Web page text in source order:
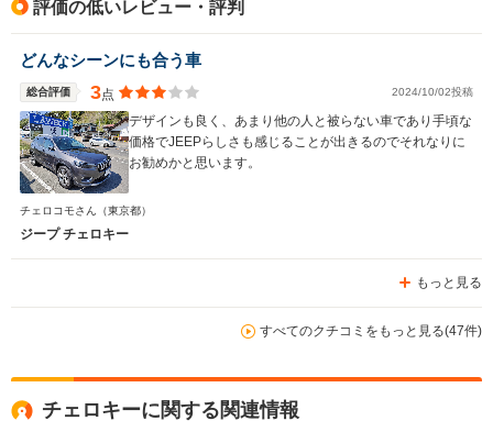
評価の低いレビュー・評判
どんなシーンにも合う車
総合評価 3点 2024/10/02投稿
デザインも良く、あまり他の人と被らない車であり手頃な
価格でJEEPらしさも感じることが出きるのでそれなりに
お勧めかと思います。
チェロコモさん （東京都）
ジープ チェロキー
もっと見る
すべてのクチコミをもっと見る(47件)
チェロキーに関する関連情報